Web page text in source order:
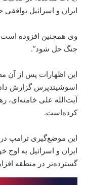
ایران و اسرائیل
وی همچنین افزوده
جنگ حل شود”.
این اظهارات پس از آن
اسوشیتدپرس گزارش
آیت‌الله علی خامنه‌ای،
کرده‌است.
این موضع‌گیری ترامپ
ایران و اسرائیل به اوج
گسترده‌تر در منطقه